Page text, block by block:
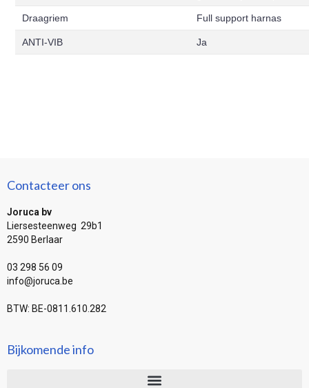
Draagriem Full support harnas
ANTI-VIB Ja
Contacteer ons
Joruca bv
Liersesteenweg 29b1
2590 Berlaar
03 298 56 09
info@joruca.be
BTW: BE-0811.610.282
Bijkomende info